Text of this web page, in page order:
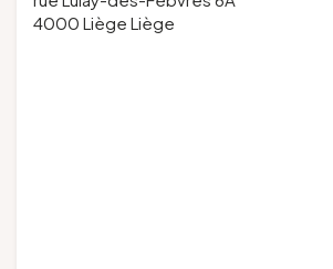
4000 Liège Liège